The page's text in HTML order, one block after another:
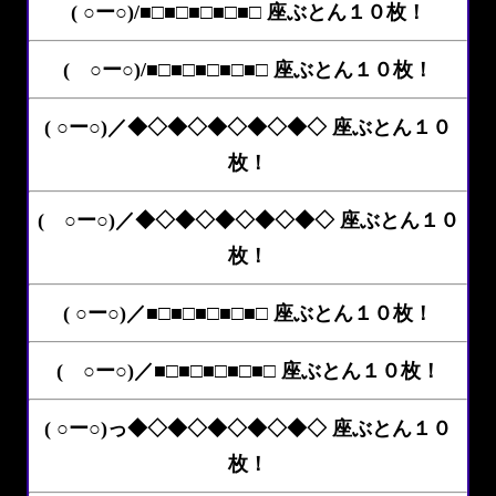
( ○ー○)/■□■□■□■□■□ 座ぶとん１０枚！
( ○ー○)/■□■□■□■□■□ 座ぶとん１０枚！
( ○ー○)／◆◇◆◇◆◇◆◇◆◇ 座ぶとん１０
枚！
( ○ー○)／◆◇◆◇◆◇◆◇◆◇ 座ぶとん１０
枚！
( ○ー○)／■□■□■□■□■□ 座ぶとん１０枚！
( ○ー○)／■□■□■□■□■□ 座ぶとん１０枚！
( ○ー○)っ◆◇◆◇◆◇◆◇◆◇ 座ぶとん１０
枚！